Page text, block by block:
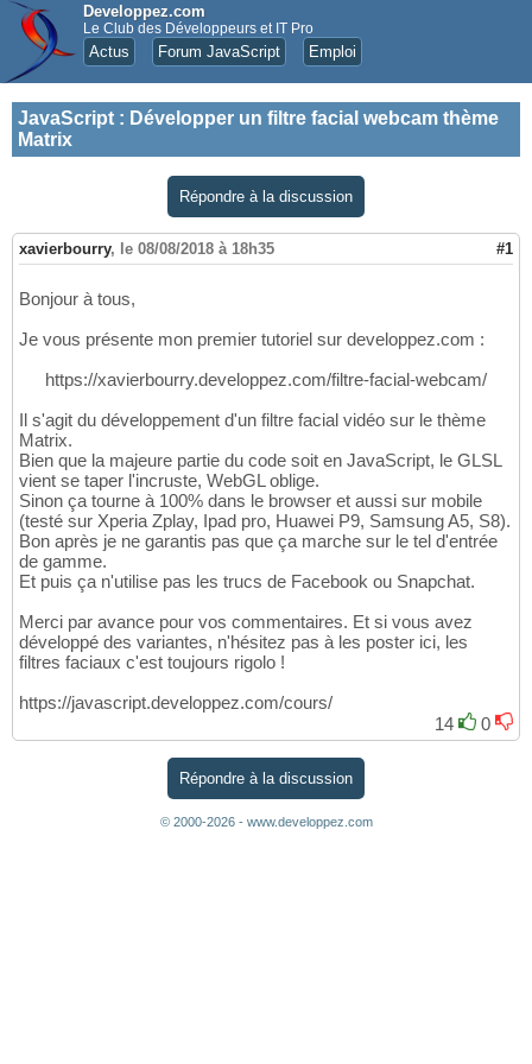
Developpez.com
Le Club des Développeurs et IT Pro
Actus Forum JavaScript Emploi
JavaScript : Développer un filtre facial webcam thème
Matrix
Répondre à la discussion
xavierbourry, le 08/08/2018 à 18h35 #1
Bonjour à tous,
Je vous présente mon premier tutoriel sur developpez.com :
https://xavierbourry.developpez.com/filtre-facial-webcam/
Il s'agit du développement d'un filtre facial vidéo sur le thème
Matrix.
Bien que la majeure partie du code soit en JavaScript, le GLSL
vient se taper l'incruste, WebGL oblige.
Sinon ça tourne à 100% dans le browser et aussi sur mobile
(testé sur Xperia Zplay, Ipad pro, Huawei P9, Samsung A5, S8).
Bon après je ne garantis pas que ça marche sur le tel d'entrée
de gamme.
Et puis ça n'utilise pas les trucs de Facebook ou Snapchat.
Merci par avance pour vos commentaires. Et si vous avez
développé des variantes, n'hésitez pas à les poster ici, les
filtres faciaux c'est toujours rigolo !
https://javascript.developpez.com/cours/
14
0
Répondre à la discussion
© 2000-2026 - www.developpez.com